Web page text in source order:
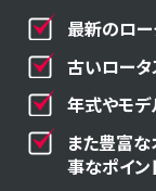
最新のロー
古いロータ
年式やモデ
また豊富
事なポイン